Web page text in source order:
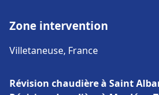
Zone intervention
Villetaneuse, France
Révision chaudière à Saint